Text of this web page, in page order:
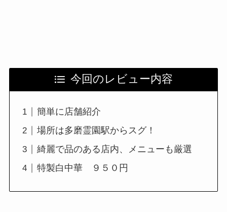
今回のレビュー内容
簡単に店舗紹介
場所は多磨霊園駅からスグ！
綺麗で品のある店内、メニューも厳選
特製白中華 ９５０円